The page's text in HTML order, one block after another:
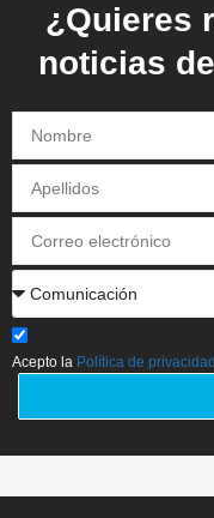
¿Quieres
noticias
Acepto la Política de privacidad